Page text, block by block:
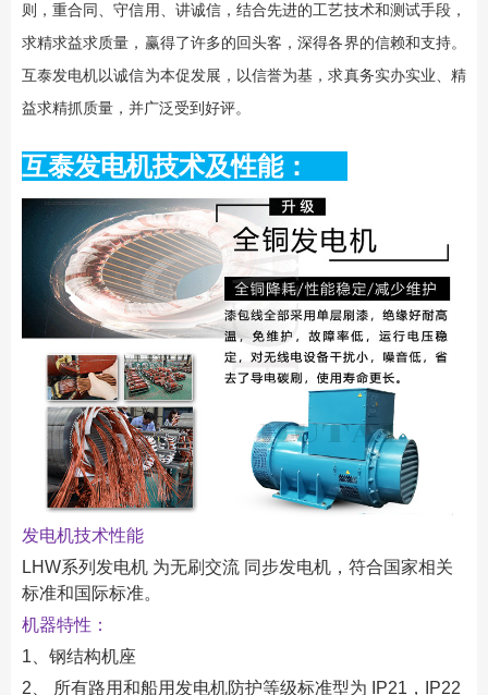
则，重合同、守信用、讲诚信，结合先进的工艺技术和测试手段，
求精求益求质量，赢得了许多的回头客，深得各界的信赖和支持。
互泰发电机以诚信为本促发展，以信誉为基，求真务实办实业、精
益求精抓质量，并广泛受到好评。
互泰发电机技术及性能：
发电机技术性能
LHW系列发电机 为无刷交流 同步发电机，符合国家相关
标准和国际标准。
机器特性：
1、钢结构机座
2、 所有路用和船用发电机防护等级标准型为 IP21，IP22